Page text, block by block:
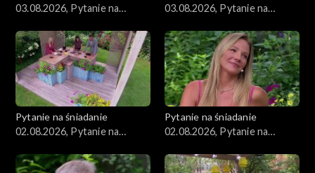
03.08.2026, Pytanie na
03.08.2026, Pytanie na
Pytanie na śniadanie
02.08.2026, Pytanie na
Pytanie na śniadanie
02.08.2026, Pytanie na